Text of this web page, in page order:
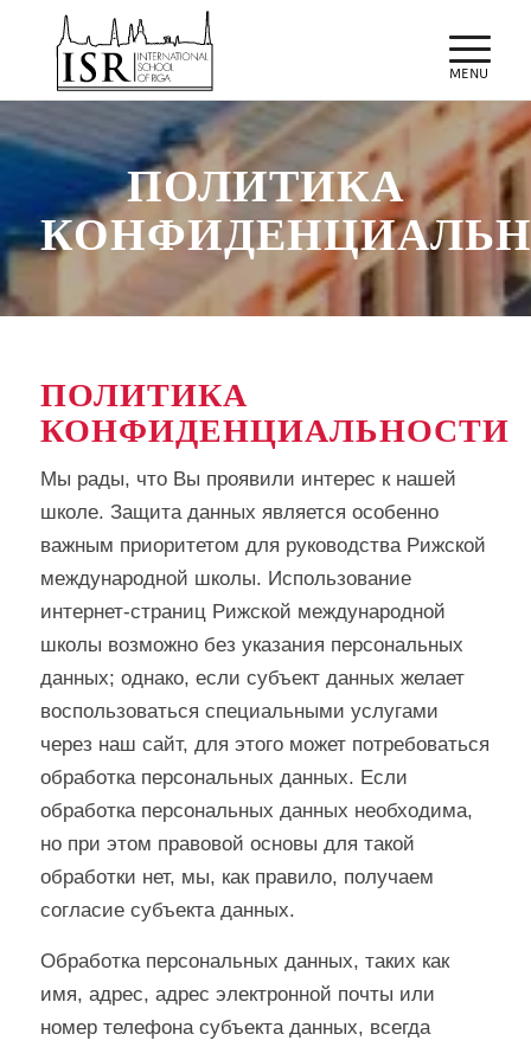
ПОЛИТИКА
ПОЛИТИКА
КОНФИДЕНЦИАЛЬНОСТИ
Мы рады, что Вы проявили интерес к нашей
школе. Защита данных является особенно
важным приоритетом для руководства Рижской
международной школы. Использование
интернет-страниц Рижской международной
школы возможно без указания персональных
данных; однако, если субъект данных желает
воспользоваться специальными услугами
через наш сайт, для этого может потребоваться
обработка персональных данных. Если
обработка персональных данных необходима,
но при этом правовой основы для такой
обработки нет, мы, как правило, получаем
согласие субъекта данных.
Обработка персональных данных, таких как
имя, адрес, адрес электронной почты или
номер телефона субъекта данных, всегда